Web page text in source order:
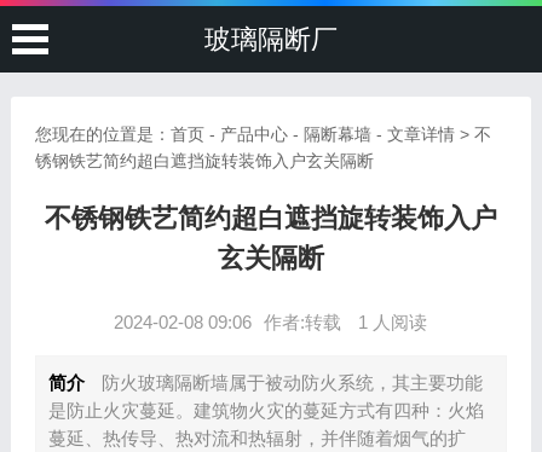
玻璃隔断厂
您现在的位置是： 首页- 产品中心- 隔断幕墙- 文章详情 > 不
锈钢铁艺简约超白遮挡旋转装饰入户玄关隔断
不锈钢铁艺简约超白遮挡旋转装饰入户
玄关隔断
2024-02-08 09:06 作者:转载 1 人阅读
简介
防火玻璃隔断墙属于被动防火系统，其主要功能
是防止火灾蔓延。建筑物火灾的蔓延方式有四种：火焰
蔓延、热传导、热对流和热辐射，并伴随着烟气的扩